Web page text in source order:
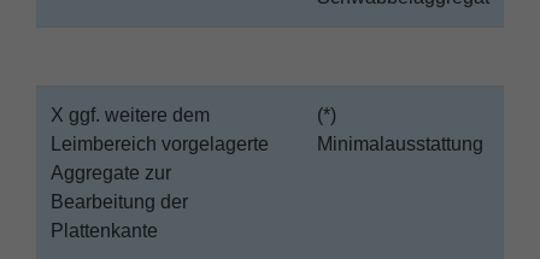
X ggf. weitere dem
Leimbereich vorgelagerte
Aggregate zur
Bearbeitung der
Plattenkante
(*)
Minimalausstattung